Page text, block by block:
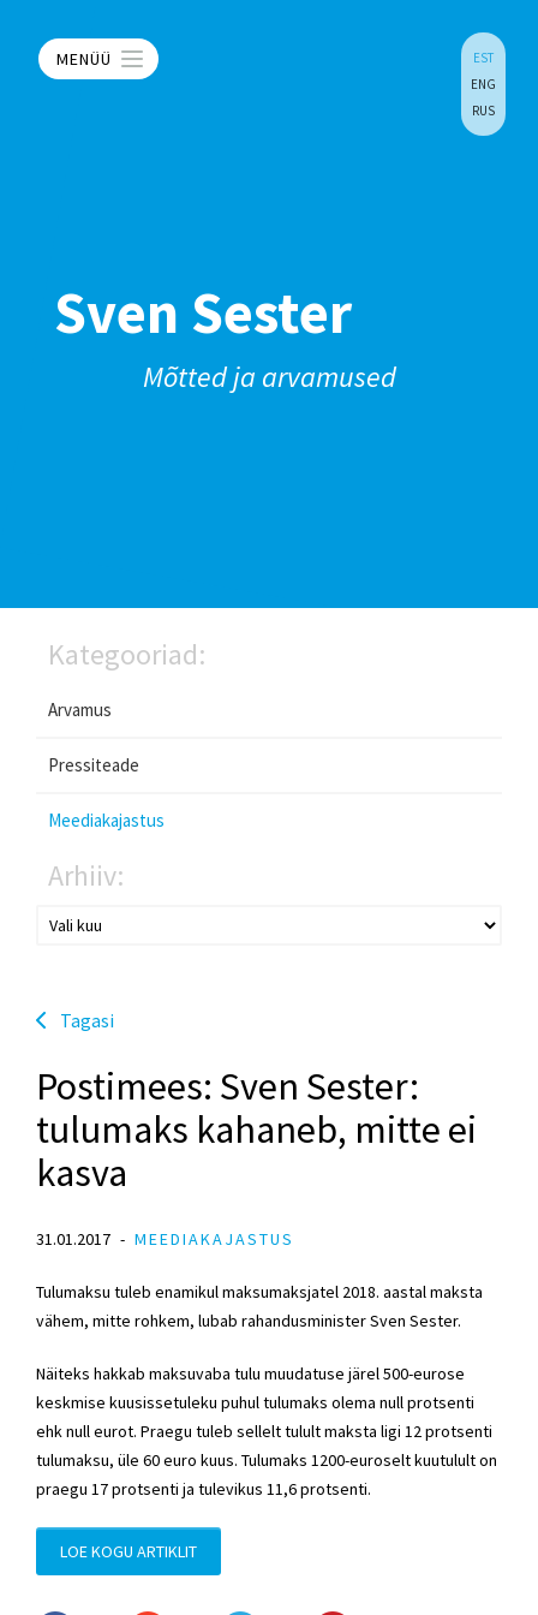
MENÜÜ
EST
ENG
RUS
Sven Sester
Mõtted ja arvamused
Kategooriad:
Arvamus
Pressiteade
Meediakajastus
Arhiiv:
Tagasi
Postimees: Sven Sester:
tulumaks kahaneb, mitte ei
kasva
31.01.2017 MEEDIAKAJASTUS
Tulumaksu tuleb enamikul maksumaksjatel 2018. aastal maksta
vähem, mitte rohkem, lubab rahandusminister Sven Sester.
Näiteks hakkab maksuvaba tulu muudatuse järel 500-eurose
keskmise kuusissetuleku puhul tulumaks olema null protsenti
ehk null eurot. Praegu tuleb sellelt tulult maksta ligi 12 protsenti
tulumaksu, üle 60 euro kuus. Tulumaks 1200-euroselt kuutulult on
praegu 17 protsenti ja tulevikus 11,6 protsenti.
LOE KOGU ARTIKLIT